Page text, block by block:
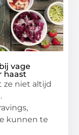
vage
haast
ze niet altijd
kunnen te